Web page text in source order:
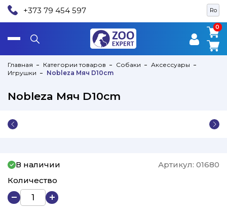
Ro
+373 79 454 597
0
0
Главная Категории товаров Собаки
Аксессуары
Игрушки
Nobleza Мяч D10cm
Nobleza Мяч D10cm
В наличии Артикул: 01680
Количество